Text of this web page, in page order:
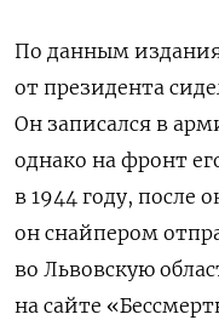
По данным
от президента
Он записался в
однако на фронт
в 1944 году, после
он снайпером
во Львовскую
на сайте